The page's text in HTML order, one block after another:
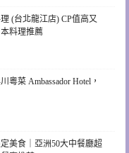
(台北龍江店) CP值高又
料理推薦
粵菜 Ambassador Hotel，
美食｜亞洲50大中餐廳超